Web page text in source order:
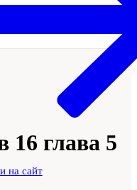
на сайт
16 глава 5